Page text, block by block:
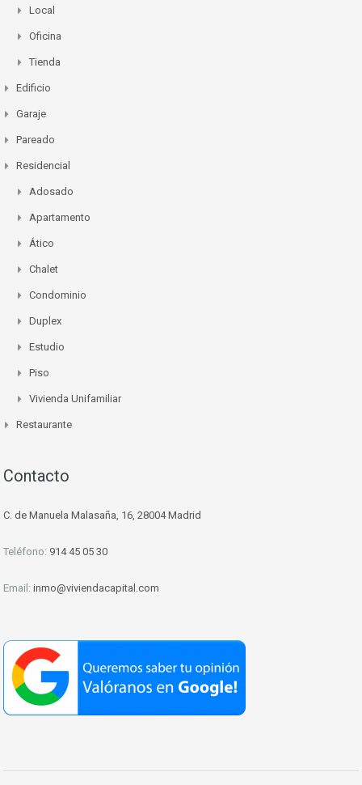
Local
Oficina
Tienda
Edificio
Garaje
Pareado
Residencial
Adosado
Apartamento
Ático
Chalet
Condominio
Duplex
Estudio
Piso
Vivienda Unifamiliar
Restaurante
Contacto
C. de Manuela Malasaña, 16, 28004 Madrid
Teléfono: 914 45 05 30
Email: inmo@viviendacapital.com